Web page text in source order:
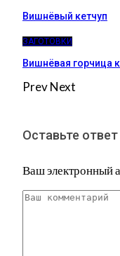
Вишнёвый кетчуп
ЗАГОТОВКИ
Вишнёвая горчица
PrevNext
Оставьте ответ
Ваш электронный